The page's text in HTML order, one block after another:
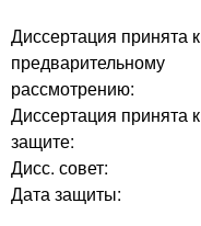
Диссертация принята к
предварительному
рассмотрению:
Диссертация принята к
защите:
Дисс. совет:
Дата защиты: